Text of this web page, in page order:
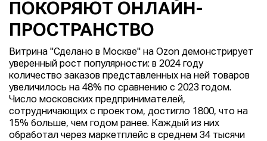
ПОКОРЯЮТ ОНЛАЙН-
ПРОСТРАНСТВО
Витрина "Сделано в Москве" на Ozon демонстрирует
уверенный рост популярности: в 2024 году
количество заказов представленных на ней товаров
увеличилось на 48% по сравнению с 2023 годом.
Число московских предпринимателей,
сотрудничающих с проектом, достигло 1800, что на
15% больше, чем годом ранее. Каждый из них
обработал через маркетплейс в среднем 34 тысячи